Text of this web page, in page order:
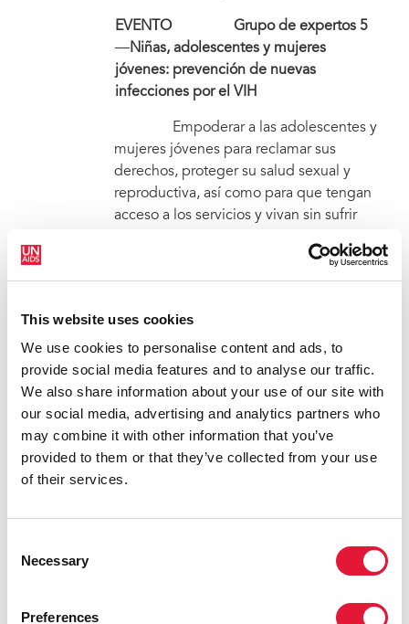
This website uses cookies
We use cookies to personalise content and ads, to
provide social media features and to analyse our traffic.
We also share information about your use of our site with
our social media, advertising and analytics partners who
may combine it with other information that you’ve
provided to them or that they’ve collected from your use
of their services.
Selection
Necessary
Preferences
EVENTO Grupo de expertos 5
—Niñas, adolescentes y mujeres
jóvenes: prevención de nuevas
infecciones por el VIH
Empoderar a las adolescentes y
mujeres jóvenes para reclamar sus
derechos, proteger su salud sexual y
reproductiva, así como para que tengan
acceso a los servicios y vivan sin sufrir
central para poner fin a la epidemia de
sida. El grupo de expertos debatirá cómo
específicas de las niñas, adolescentes y
mujeres jóvenes para poner fin a la
epidemia de sida.
EVENTOS PARALELOS
(CALENDARIO PROVISIONAL)